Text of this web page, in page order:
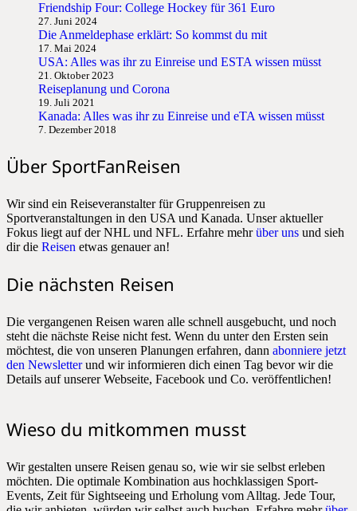
Friendship Four: College Hockey für 361 Euro
27. Juni 2024
Die Anmeldephase erklärt: So kommst du mit
17. Mai 2024
USA: Alles was ihr zu Einreise und ESTA wissen müsst
21. Oktober 2023
Reiseplanung und Corona
19. Juli 2021
Kanada: Alles was ihr zu Einreise und eTA wissen müsst
7. Dezember 2018
Über SportFanReisen
Wir sind ein Reiseveranstalter für Gruppenreisen zu
Sportveranstaltungen in den USA und Kanada. Unser aktueller
Fokus liegt auf der NHL und NFL. Erfahre mehrüber uns und sieh
dir die Reisen etwas genauer an!
Die nächsten Reisen
Die vergangenen Reisen waren alle schnell ausgebucht, und noch
steht die nächste Reise nicht fest. Wenn du unter den Ersten sein
möchtest, die von unseren Planungen erfahren, dann abonniere jetzt
den Newsletterund wir informieren dich einen Tag bevor wir die
Details auf unserer Webseite, Facebook und Co. veröffentlichen!
Wieso du mitkommen musst
Wir gestalten unsere Reisen genau so, wie wir sie selbst erleben
möchten. Die optimale Kombination aus hochklassigen Sport-
Events, Zeit für Sightseeing und Erholung vom Alltag. Jede Tour,